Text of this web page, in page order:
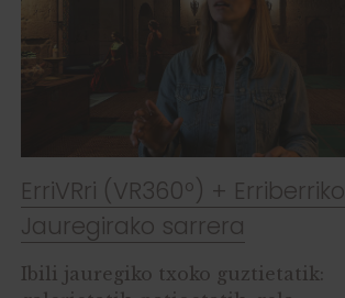
ErriVRri (VR360º) +
Jauregirako sarrera
Ibili jauregiko txoko guztietatik: